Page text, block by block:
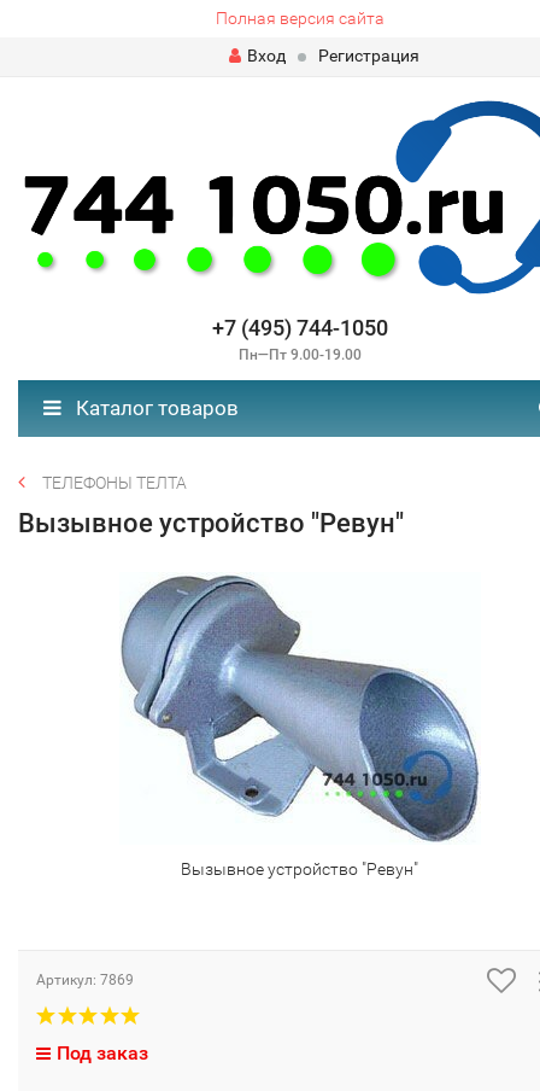
Полная версия сайта
Вход
Регистрация
+7 (495) 744-1050
Пн—Пт 9.00-19.00
Каталог товаров
ТЕЛЕФОНЫ ТЕЛТА
Вызывное устройство "Ревун"
Вызывное устройство "Ревун"
Артикул: 7869
Под заказ